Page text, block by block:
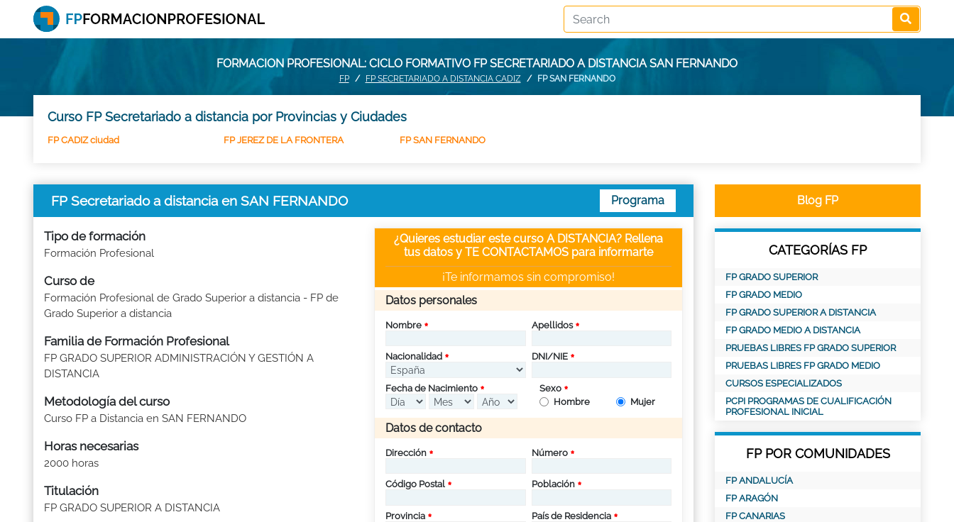
FORMACION PROFESIONAL: CICLO FORMATIVO FP SECRETARIADO A DISTANCIA SAN FERNANDO
FP FP SECRETARIADO A DISTANCIA CADIZ FP SAN FERNANDO
Curso FP Secretariado a distancia por Provincias y Ciudades
FP CADIZ ciudad FP JEREZ DE LA FRONTERA FP SAN FERNANDO
FP Secretariado a distancia en SAN FERNANDO Programa
Tipo de formación
Formación Profesional
Curso de
Formación Profesional de Grado Superior a distancia - FP de
Grado Superior a distancia
Familia de Formación Profesional
FP GRADO SUPERIOR ADMINISTRACIÓN Y GESTIÓN A
DISTANCIA
Metodología del curso
Curso FP a Distancia en SAN FERNANDO
Horas necesarias
2000 horas
Titulación
FP GRADO SUPERIOR A DISTANCIA
¿Quieres estudiar este curso A DISTANCIA? Rellena
tus datos y TE CONTACTAMOS para informarte
¡Te informamos sin compromiso!
Datos personales
Nombre Apellidos
Nacionalidad DNI/NIE
Fecha de Nacimiento
Sexo
Hombre
Mujer
Datos de contacto
Dirección Número
Código Postal Población
Provincia País de Residencia
Blog FP
CATEGORÍAS FP
FP GRADO SUPERIOR
FP GRADO MEDIO
FP GRADO SUPERIOR A DISTANCIA
FP GRADO MEDIO A DISTANCIA
PRUEBAS LIBRES FP GRADO SUPERIOR
PRUEBAS LIBRES FP GRADO MEDIO
CURSOS ESPECIALIZADOS
PCPI PROGRAMAS DE CUALIFICACIÓN
PROFESIONAL INICIAL
FP POR COMUNIDADES
FP ANDALUCÍA
FP ARAGÓN
FP CANARIAS